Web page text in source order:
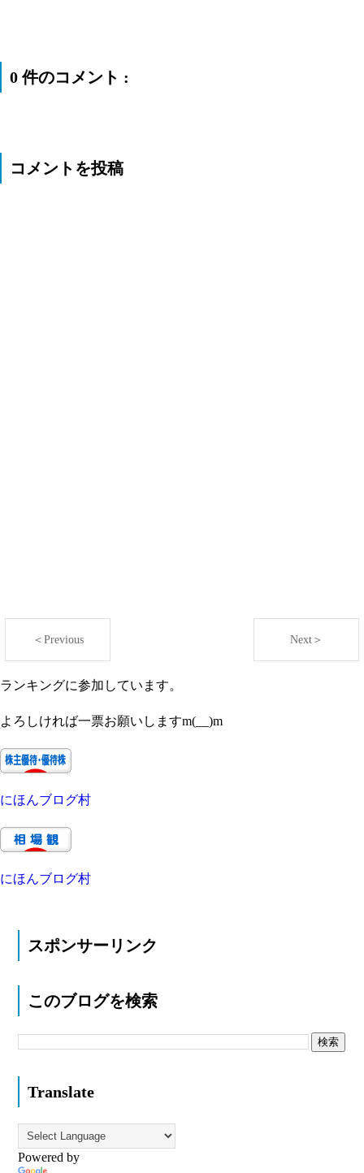
0 件のコメント :
コメントを投稿
＜Previous Next＞
ランキングに参加しています。
よろしければ一票お願いしますm(__)m
にほんブログ村
にほんブログ村
スポンサーリンク
このブログを検索
Translate
Powered by